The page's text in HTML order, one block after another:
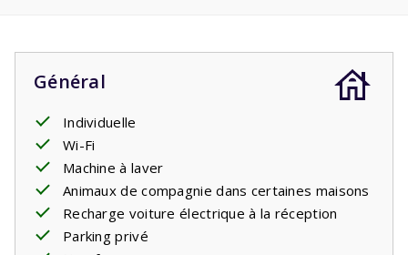
cheminée, tandis que la cuisine avecappareils intégrés
est populaire auprès de tous ceux qui aiment cuisiner,
bonne nuit de sommeil
a également été pensée. Des lits confortables sont
disponibles, deux lits simples dans les trois chambres. Il y
deux salles de baindont une avec baignoire et lavabo
et une avec douche et lavabo et un deuxième WC séparé.
Le soir, allumez lebarbecueet dégustez un verre de vin.
De vraies vacances !
Général
Individuelle
Wi-Fi
Machine à laver
Animaux de compagnie dans certaines maisons
Recharge voiture électrique à la réception
Parking privé